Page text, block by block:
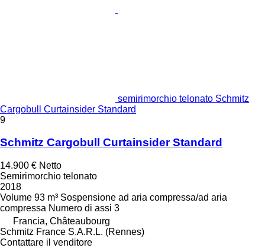
semirimorchio telonato Schmitz
Cargobull Curtainsider Standard
9
Schmitz Cargobull Curtainsider Standard
14.900 € Netto
Semirimorchio telonato
2018
Volume 93 m³ Sospensione ad aria compressa/ad aria
compressa Numero di assi 3
Francia, Châteaubourg
Schmitz France S.A.R.L. (Rennes)
Contattare il venditore